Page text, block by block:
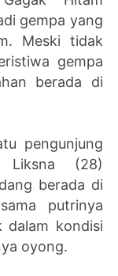
gempa yang
Meski tidak
gempa
berada di
pengunjung
Liksna (28)
berada di
putrinya
dalam kondisi
oyong.